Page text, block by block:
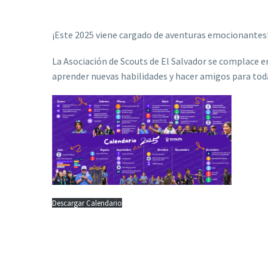
¡Este 2025 viene cargado de aventuras
La Asociación de Scouts de El Salvador se
aprender nuevas habilidades y hacer amigos para
Descargar Calendario